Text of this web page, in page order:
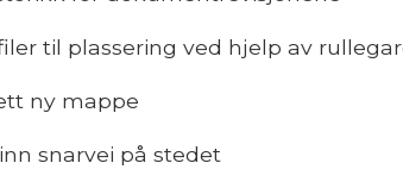
til plassering ved hjelp av
ny mappe
snarvei på stedet